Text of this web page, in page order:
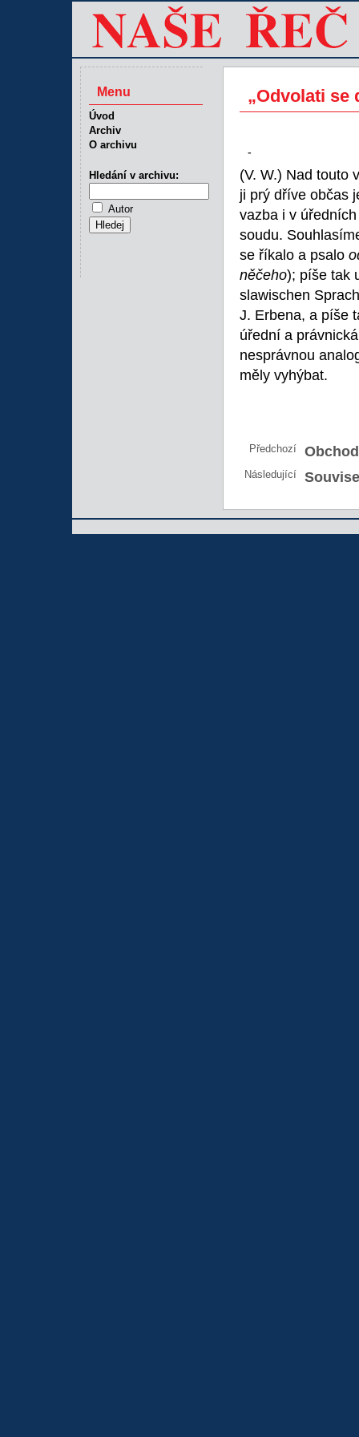
„Odvolati se
-
(V. W.) Nad touto
ji prý dříve občas
vazba i v
soudu.
se říkalo a psalo
něčeho); píše tak
slawischen
J. Erbena, a píše
úřední a
nesprávnou
měly vyhýbat.
Předchozí
Následující
Menu
Úvod
Archiv
O archivu
Hledání v archivu:
Autor